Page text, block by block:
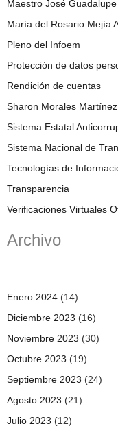
Maestro José
María del Rosario Mejía
Pleno del Infoem
Protección de datos
Rendición de cuentas
Sharon Morales Martínez
Sistema Estatal
Sistema Nacional de
Tecnologías de
Transparencia
Verificaciones Virtuales
Archivo
Enero 2024 (14)
Diciembre 2023 (16)
Noviembre 2023 (30)
Octubre 2023 (19)
Septiembre 2023 (24)
Agosto 2023 (21)
Julio 2023 (12)